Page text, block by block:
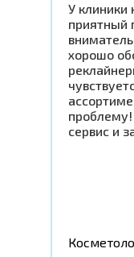
У клиники
приятный
хорошо
проблему!
сервис и